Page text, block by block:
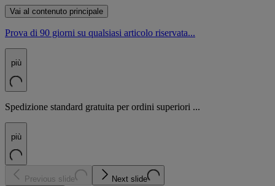
Vai al contenuto principale
Prova di 90 giorni su qualsiasi articolo riservata...
più
Spedizione standard gratuita per ordini superiori ...
più
Previous slide Next slide